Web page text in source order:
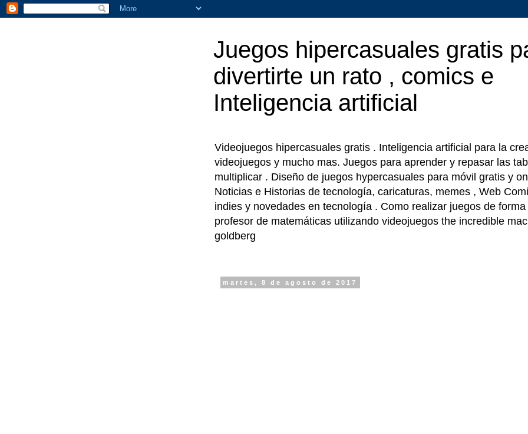
Juegos hipercasuales gratis
divertirte un rato , comics e
Inteligencia artificial
Videojuegos hipercasuales gratis . Inteligencia artificial para la
videojuegos y mucho mas. Juegos para aprender y repasar las
multiplicar . Diseño de juegos hypercasuales para móvil gratis y
Noticias e Historias de tecnología, caricaturas, memes , Web
indies y novedades en tecnología . Como realizar juegos de
profesor de matemáticas utilizando videojuegos the incredible
goldberg
martes, 8 de agosto de 2017